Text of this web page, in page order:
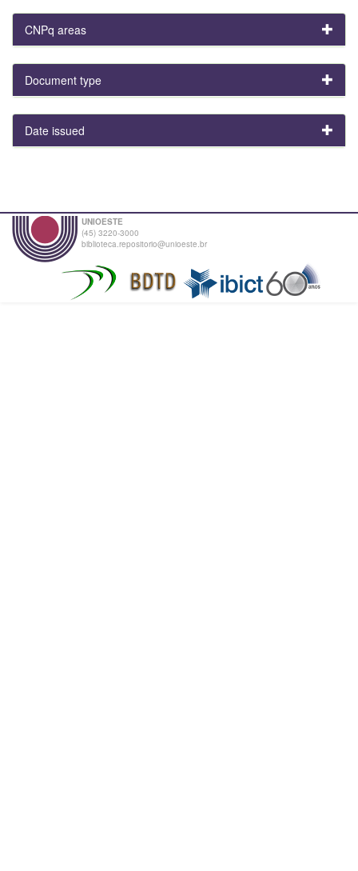
CNPq areas
Document type
Date issued
UNIOESTE
(45) 3220-3000
biblioteca.repositorio@unioeste.br